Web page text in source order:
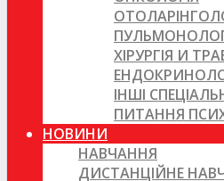
ХІРУРГІЯ И
ІНШІ
ПИТАННЯ
НОВИНИ
НАВЧАННЯ
ДИСТАНЦІЙНЕ